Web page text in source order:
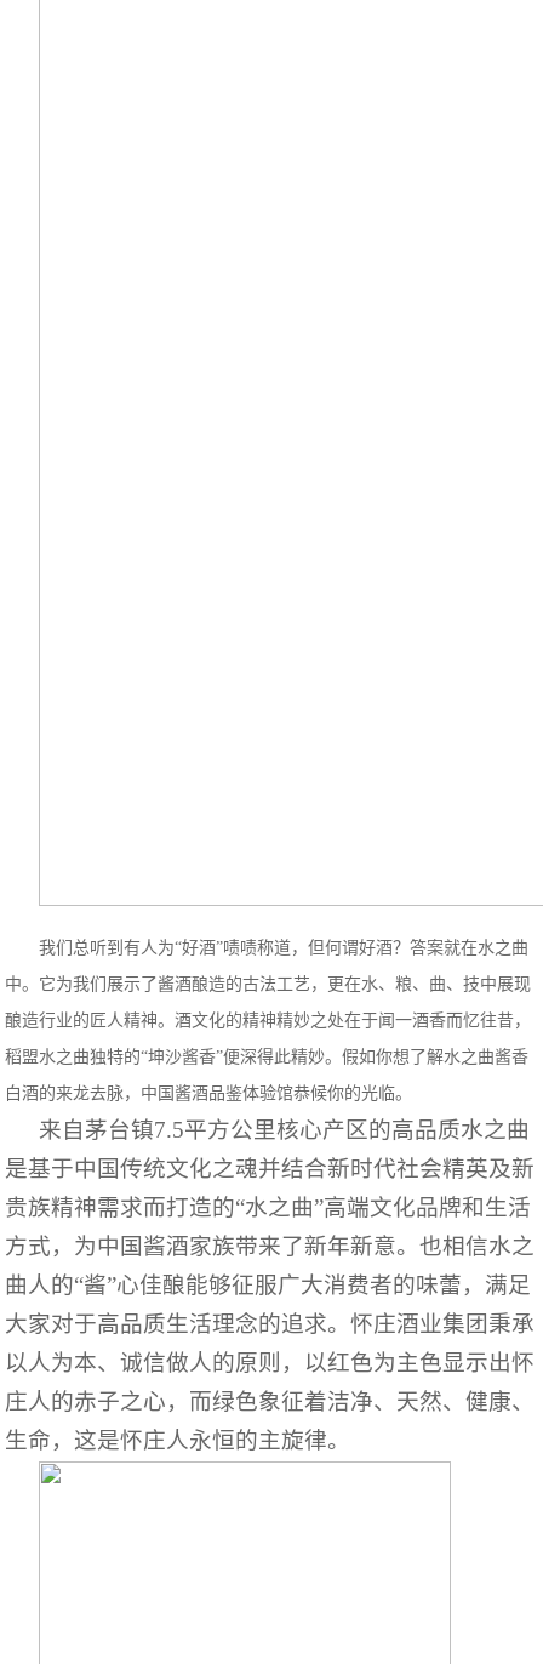
我们总听到有人为“好酒”啧啧称道，但何谓好酒？答案就在水之曲
中。它为我们展示了酱酒酿造的古法工艺，更在水、粮、曲、技中展现
酿造行业的匠人精神。酒文化的精神精妙之处在于闻一酒香而忆往昔，
稻盟水之曲独特的“坤沙酱香”便深得此精妙。假如你想了解水之曲酱香
白酒的来龙去脉，中国酱酒品鉴体验馆恭候你的光临。
来自茅台镇7.5平方公里核心产区的高品质水之曲
是基于中国传统文化之魂并结合新时代社会精英及新
贵族精神需求而打造的“水之曲”高端文化品牌和生活
方式，为中国酱酒家族带来了新年新意。也相信水之
曲人的“酱”心佳酿能够征服广大消费者的味蕾，满足
大家对于高品质生活理念的追求。怀庄酒业集团秉承
以人为本、诚信做人的原则，以红色为主色显示出怀
庄人的赤子之心，而绿色象征着洁净、天然、健康、
生命，这是怀庄人永恒的主旋律。